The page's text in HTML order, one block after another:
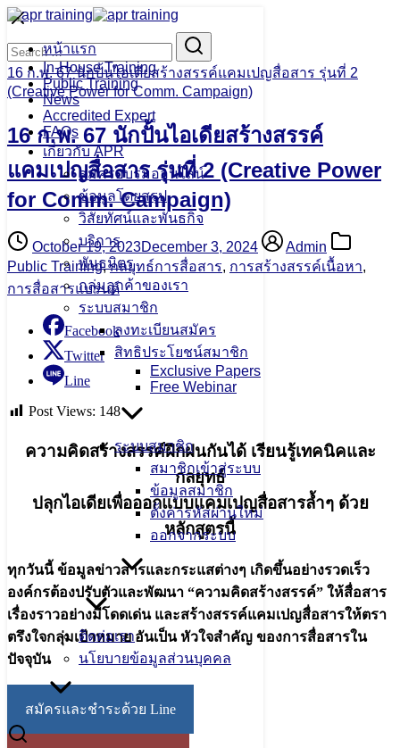
Skip
contentหน้าแรก
In-House Training
Public Training
News
Accredited Expert
FAQs
เกี่ยวกับ APR
สมัครอบรมออนไลน์
ข้อมูลโดยสรุป
วิสัยทัศน์และพันธกิจ
บริการ
พันธมิตร
กลุ่มลูกค้าของเรา
ระบบสมาชิก
ลงทะเบียนสมัคร
สิทธิประโยชน์สมาชิก
Exclusive Papers
Free Webinar
ระบบสมาชิก
สมาชิกเข้าสู่ระบบ
ข้อมูลสมาชิก
ตั้งค่ารหัสผ่านใหม่
ออกจากระบบ
ติดต่อเรา
นโยบายข้อมูลส่วนบุคคล
for:
16 ก.พ. 67 นักปั้นไอเดียสร้างสรรค์แคมเปญสื่อสาร รุ่นที่ 2
(Creative Power for Comm. Campaign)
16 ก.พ. 67 นักปั้นไอเดียสร้างสรรค์
แคมเปญสื่อสาร รุ่นที่ 2 (Creative Power
for Comm. Campaign)
October 19, 2023December 3, 2024
Admin
Public Training,กลยุทธ์การสื่อสาร, การสร้างสรรค์เนื้อหา,
การสื่อสารแบรนด์
Facebook
Twitter
Line
Post Views: 148
ความคิดสร้างสรรค์ฝึกฝนกันได้ เรียนรู้เทคนิคและ
กลยุทธ์
ปลุกไอเดียเพื่อออกแบบแคมเปญสื่อสารล้ำๆ ด้วย
หลักสูตรนี้
ทุกวันนี้ ข้อมูลข่าวสารและกระแสต่างๆ เกิดขึ้นอย่างรวดเร็ว
องค์กรต้องปรับตัวและพัฒนา “ความคิดสร้างสรรค์” ให้สื่อสาร
เรื่องราวอย่างมีโดดเด่น และสร้างสรรค์แคมเปญสื่อสารให้ตรา
ตรึงใจกลุ่มเป้าหมาย อันเป็น หัวใจสำคัญ ของการสื่อสารใน
ปัจจุบัน
สมัครและชำระด้วย Line